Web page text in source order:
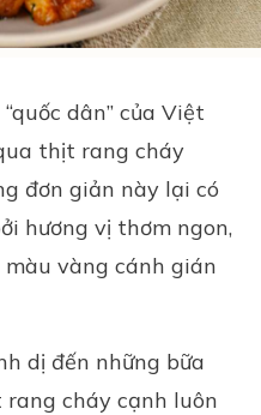
dân” của Việt
thịt rang cháy
đơn giản này lại có
hương vị thơm ngon,
vàng cánh gián
dị đến những bữa
cháy cạnh luôn